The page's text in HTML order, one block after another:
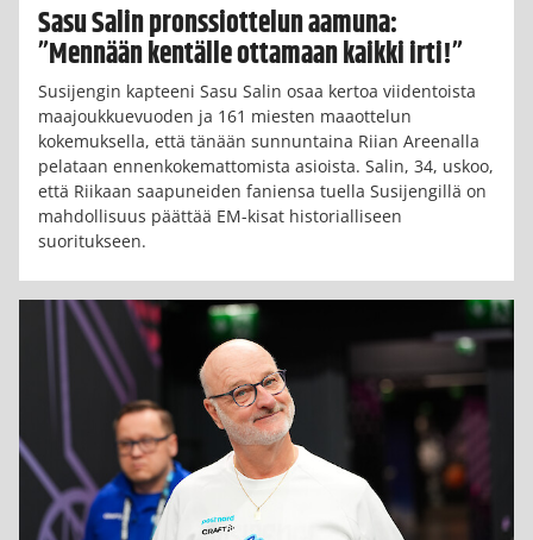
Sasu Salin pronssiottelun aamuna:
”Mennään kentälle ottamaan kaikki irti!”
Susijengin kapteeni Sasu Salin osaa kertoa viidentoista
maajoukkuevuoden ja 161 miesten maaottelun
kokemuksella, että tänään sunnuntaina Riian Areenalla
pelataan ennenkokemattomista asioista. Salin, 34, uskoo,
että Riikaan saapuneiden faniensa tuella Susijengillä on
mahdollisuus päättää EM-kisat historialliseen
suoritukseen.